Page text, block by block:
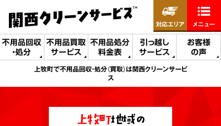
不用品回収
・処分
不用品買取
サービス
不用品処分
料金表
引っ越し
サービス
お客様
の声
対応エリア メニュー
上牧町で不用品回収・処分（買取）は関西クリーンサービ
ス
上牧町地域の